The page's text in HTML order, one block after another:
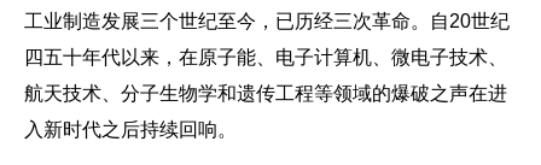
工业制造发展三个世纪至今，已历经三次革命。自20世纪
四五十年代以来，在原子能、电子计算机、微电子技术、
航天技术、分子生物学和遗传工程等领域的爆破之声在进
入新时代之后持续回响。